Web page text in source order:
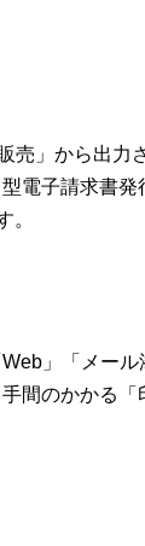
売」から出力
電子請求書発
。
」「メー
間のかかる